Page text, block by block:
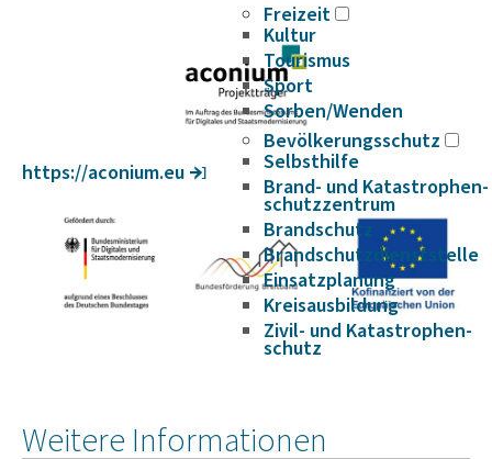
Freizeit
Kultur
Tourismus
Sport
Sorben/Wenden
Bevöl­ke­rungs­schutz
Selbst­hilfe
Brand- und Kata­s­tro­­phen­­
schutz­­zen­trum
Brand­schutz
Brand­schutz­dienst­stelle
Einsatz­pla­nung
Kreis­aus­­bil­­dung
Zivil- und Kata­s­tro­­phen­­
schutz
https://aconium.eu
Weitere Informationen